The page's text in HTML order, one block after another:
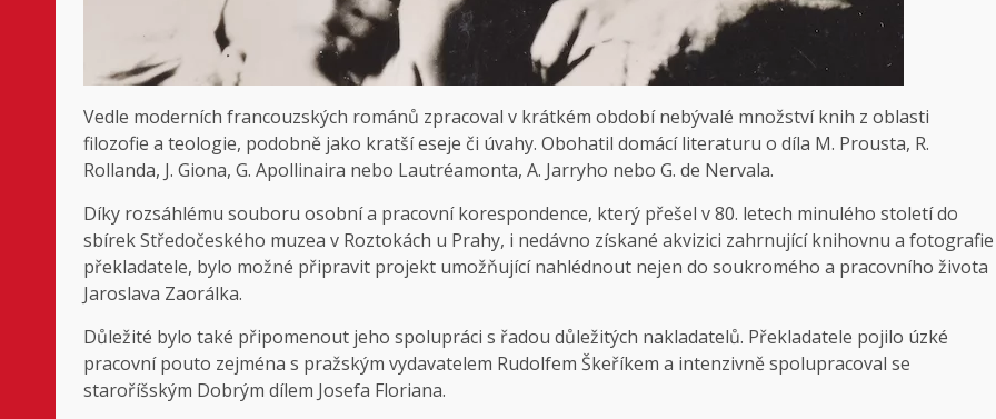
Vedle moderních francouzských románů zpracoval v krátkém období nebývalé množství knih z oblasti
filozofie a teologie, podobně jako kratší eseje či úvahy. Obohatil domácí literaturu o díla M. Prousta, R.
Rollanda, J. Giona, G. Apollinaira nebo Lautréamonta, A. Jarryho nebo G. de Nervala.
Díky rozsáhlému souboru osobní a pracovní korespondence, který přešel v 80. letech minulého století do
sbírek Středočeského muzea v Roztokách u Prahy, i nedávno získané akvizici zahrnující knihovnu a fotografie
překladatele, bylo možné připravit projekt umožňující nahlédnout nejen do soukromého a pracovního života
Jaroslava Zaorálka.
Důležité bylo také připomenout jeho spolupráci s řadou důležitých nakladatelů. Překladatele pojilo úzké
pracovní pouto zejména s pražským vydavatelem Rudolfem Škeříkem a intenzivně spolupracoval se
staroříšským Dobrým dílem Josefa Floriana.